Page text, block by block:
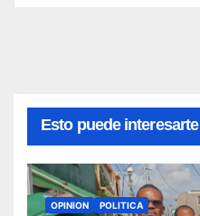
Esto puede interesarte
OPINION POLITICA